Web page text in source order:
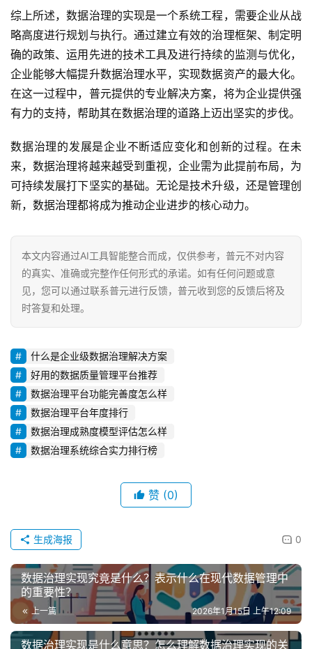
综上所述，数据治理的实现是一个系统工程，需要企业从战
略高度进行规划与执行。通过建立有效的治理框架、制定明
确的政策、运用先进的技术工具及进行持续的监测与优化，
企业能够大幅提升数据治理水平，实现数据资产的最大化。
在这一过程中，普元提供的专业解决方案，将为企业提供强
有力的支持，帮助其在数据治理的道路上迈出坚实的步伐。
数据治理的发展是企业不断适应变化和创新的过程。在未
来，数据治理将越来越受到重视，企业需为此提前布局，为
可持续发展打下坚实的基础。无论是技术升级，还是管理创
新，数据治理都将成为推动企业进步的核心动力。
本文内容通过AI工具智能整合而成，仅供参考，普元不对内容
的真实、准确或完整作任何形式的承诺。如有任何问题或意
见，您可以通过联系普元进行反馈，普元收到您的反馈后将及
时答复和处理。
什么是企业级数据治理解决方案
好用的数据质量管理平台推荐
数据治理平台功能完善度怎么样
数据治理平台年度排行
数据治理成熟度模型评估怎么样
数据治理系统综合实力排行榜
赞 (0)
0
生成海报
数据治理实现究竟是什么？表示什么在现代数据管理中
的重要性？
上一篇 2026年1月15日 上午12:09
数据治理实现是什么意思？怎么理解数据治理实现的关